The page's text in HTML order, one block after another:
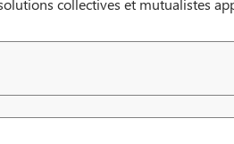
collectives et mutualistes